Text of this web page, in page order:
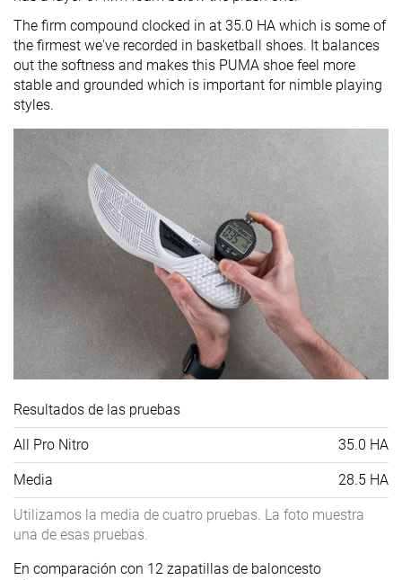
The firm compound clocked in at 35.0 HA which is some of
the firmest we've recorded in basketball shoes. It balances
out the softness and makes this PUMA shoe feel more
stable and grounded which is important for nimble playing
styles.
Resultados de las pruebas
All Pro Nitro 35.0 HA
Media 28.5 HA
Utilizamos la media de cuatro pruebas. La foto muestra
una de esas pruebas.
En comparación con 12 zapatillas de baloncesto